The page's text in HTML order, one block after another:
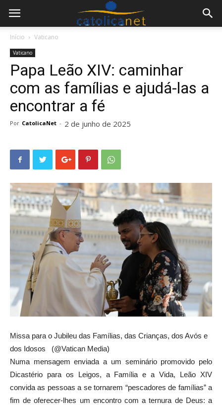
Início Vaticano
Vaticano
Papa Leão XIV: caminhar
com as famílias e ajudá-las a
encontrar a fé
Por CatolicaNet - 2 de junho de 2025
Missa para o Jubileu das Famílias, das Crianças, dos Avós e
dos Idosos (@Vatican Media)
Numa mensagem enviada a um seminário promovido pelo
Dicastério para os Leigos, a Família e a Vida, Leão XIV
convida as pessoas a se tornarem “pescadores de famílias” a
fim de oferecer-lhes um encontro com a ternura de Deus: a